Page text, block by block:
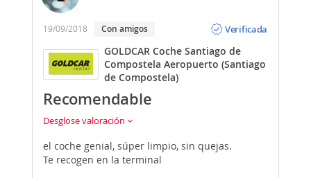
19/09/2018 Con amigos
Verificada
GOLDCAR Coche Santiago de
Compostela Aeropuerto (Santiago
de Compostela)
Recomendable
Desglose valoración
el coche genial, súper limpio, sin quejas.
Te recogen en la terminal